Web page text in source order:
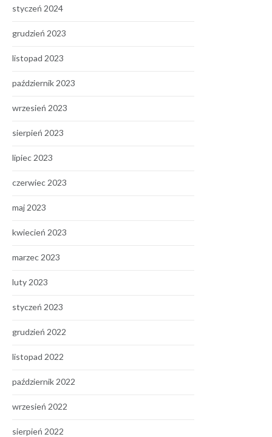
styczeń 2024
grudzień 2023
listopad 2023
październik 2023
wrzesień 2023
sierpień 2023
lipiec 2023
czerwiec 2023
maj 2023
kwiecień 2023
marzec 2023
luty 2023
styczeń 2023
grudzień 2022
listopad 2022
październik 2022
wrzesień 2022
sierpień 2022